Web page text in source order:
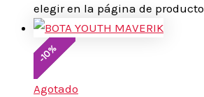
elegir en la página de producto
-
10
%
Agotado